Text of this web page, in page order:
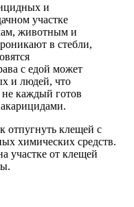
и
участке
животным и
в стебли,
с едой может
и людей, что
не каждый готов
акарицидами.
отпугнуть клещей с
химических средств.
участке от клещей